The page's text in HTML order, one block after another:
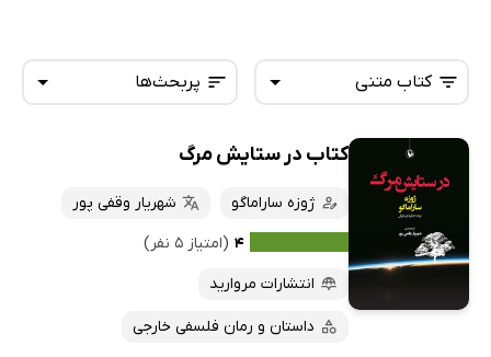
پربحث‌ها
تازه‌ها
داغ‌ترین‌ها
پرفروش‌ها
پربحث‌ها
ارزان ترین‌ها
کتاب متنی
همه کتاب‌ها
کتاب‌های صوتی
کتاب‌های متنی
کتاب در ستایش مرگ
ژوزه ساراماگو
شهریار وقفی پور
۴ (امتیاز ۵ نفر)
انتشارات مروارید
داستان و رمان فلسفی خارجی